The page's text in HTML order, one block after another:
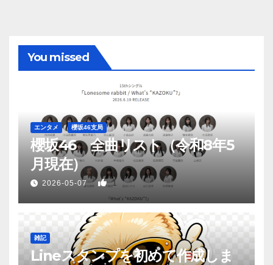
You missed
エンタメ 櫻坂46支局
櫻坂46 全曲リスト（令和8年5
月現在）
2026-05-07 1
雑記
Lineスタンプを初めて作成しま